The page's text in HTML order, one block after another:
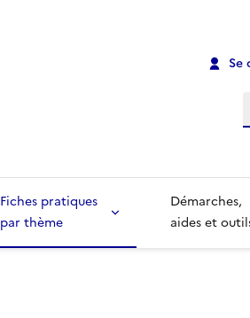
Se
Fiches pratiques
par thème
Démarches,
aides et